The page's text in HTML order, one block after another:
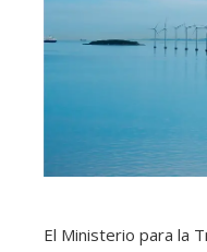
El Ministerio para la